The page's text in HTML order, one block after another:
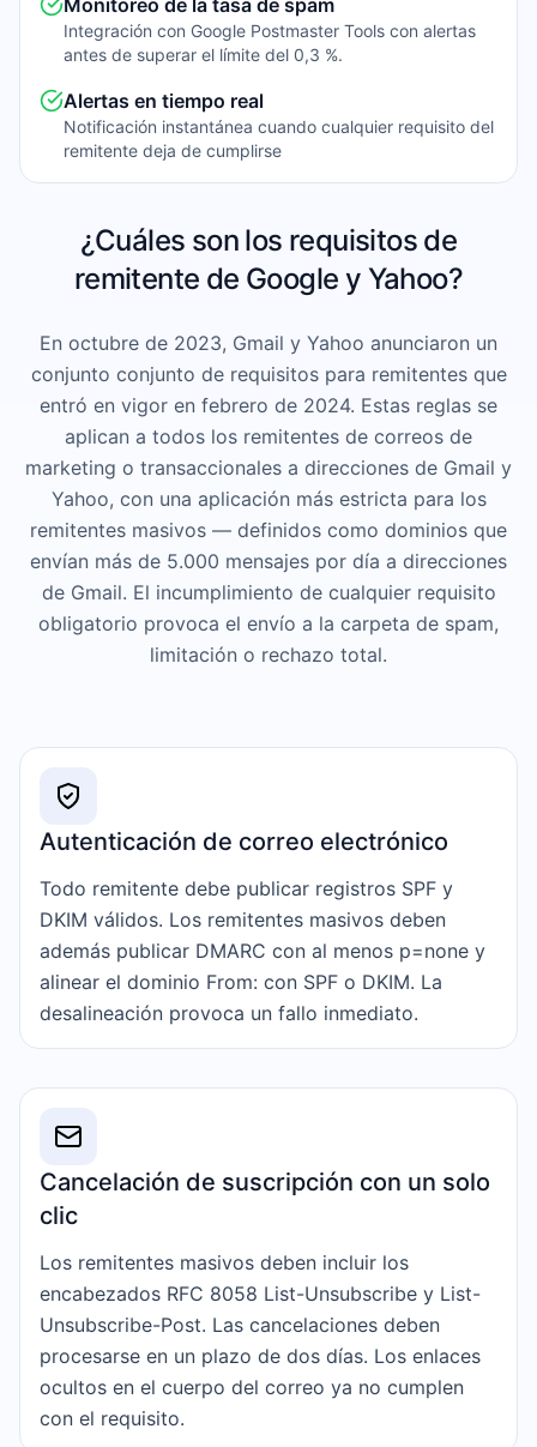
Monitoreo de la tasa de spam
Integración con Google Postmaster Tools con alertas
antes de superar el límite del 0,3 %.
Alertas en tiempo real
Notificación instantánea cuando cualquier requisito del
remitente deja de cumplirse
¿Cuáles son los requisitos de
remitente de Google y Yahoo?
En octubre de 2023, Gmail y Yahoo anunciaron un
conjunto conjunto de requisitos para remitentes que
entró en vigor en febrero de 2024. Estas reglas se
aplican a todos los remitentes de correos de
marketing o transaccionales a direcciones de Gmail y
Yahoo, con una aplicación más estricta para los
remitentes masivos — definidos como dominios que
envían más de 5.000 mensajes por día a direcciones
de Gmail. El incumplimiento de cualquier requisito
obligatorio provoca el envío a la carpeta de spam,
limitación o rechazo total.
Autenticación de correo electrónico
Todo remitente debe publicar registros SPF y
DKIM válidos. Los remitentes masivos deben
además publicar DMARC con al menos p=none y
alinear el dominio From: con SPF o DKIM. La
desalineación provoca un fallo inmediato.
Cancelación de suscripción con un solo
clic
Los remitentes masivos deben incluir los
encabezados RFC 8058 List-Unsubscribe y List-
Unsubscribe-Post. Las cancelaciones deben
procesarse en un plazo de dos días. Los enlaces
ocultos en el cuerpo del correo ya no cumplen
con el requisito.